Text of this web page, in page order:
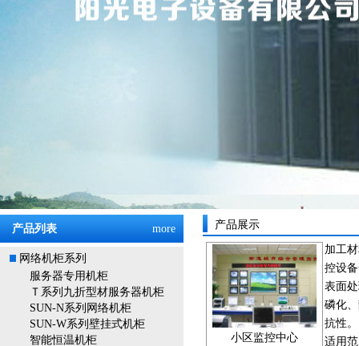
产品列表 more
网络机柜系列
服务器专用机柜
Ｔ系列九折型材服务器机柜
SUN-N系列网络机柜
SUN-W系列壁挂式机柜
智能恒温机柜
产品展示
小区监控中心
加工
控设
表面
磷化
抗性。
适用